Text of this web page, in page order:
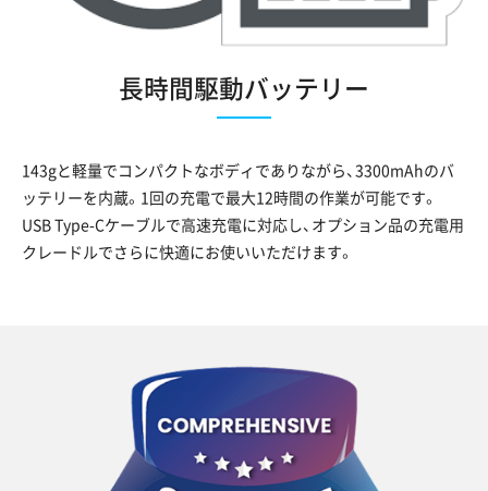
長時間駆動バッテリー
143gと軽量でコンパクトなボディでありながら、3300mAhのバ
ッテリーを内蔵。1回の充電で最大12時間の作業が可能です。
USB Type-Cケーブルで高速充電に対応し、オプション品の充電用
クレードルでさらに快適にお使いいただけます。